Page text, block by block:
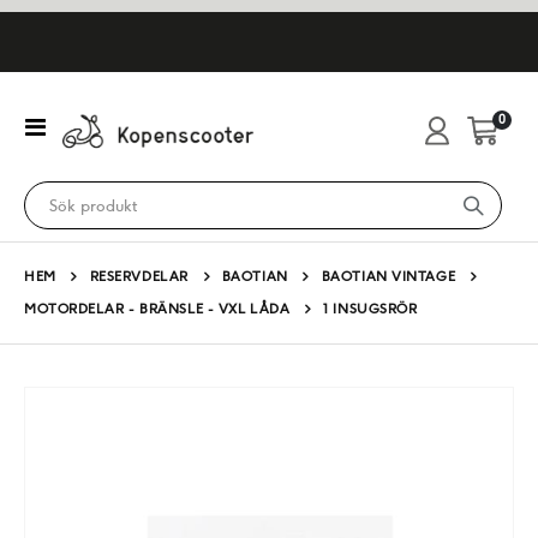
Växla
Nav
Cart
0
HEM RESERVDELAR BAOTIAN
BAOTIAN VINTAGE
MOTORDELAR - BRÄNSLE - VXL LÅDA
1 INSUGSRÖR